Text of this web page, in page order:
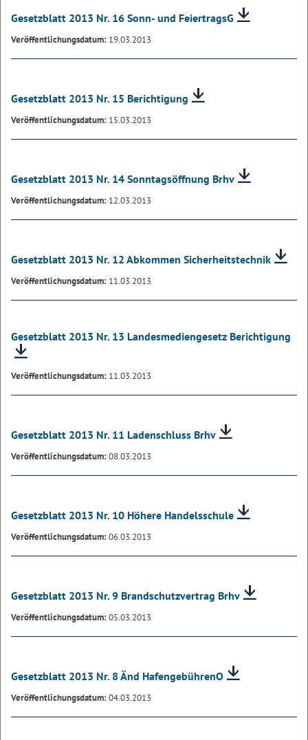
Gesetzblatt 2013 Nr. 16 Sonn- und FeiertragsG
Veröffentlichungsdatum: 19.03.2013
Gesetzblatt 2013 Nr. 15 Berichtigung
Veröffentlichungsdatum: 15.03.2013
Gesetzblatt 2013 Nr. 14 Sonntagsöffnung Brhv
Veröffentlichungsdatum: 12.03.2013
Gesetzblatt 2013 Nr. 12 Abkommen Sicherheitstechnik
Veröffentlichungsdatum: 11.03.2013
Gesetzblatt 2013 Nr. 13 Landesmediengesetz Berichtigung
Veröffentlichungsdatum: 11.03.2013
Gesetzblatt 2013 Nr. 11 Ladenschluss Brhv
Veröffentlichungsdatum:08.03.2013
Gesetzblatt 2013 Nr. 10 Höhere Handelsschule
Veröffentlichungsdatum:06.03.2013
Gesetzblatt 2013 Nr. 9 Brandschutzvertrag Brhv
Veröffentlichungsdatum:05.03.2013
Gesetzblatt 2013 Nr. 8 Änd HafengebührenO
Veröffentlichungsdatum:04.03.2013